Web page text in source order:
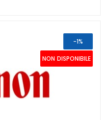
NON DISPONIBILE
-1%